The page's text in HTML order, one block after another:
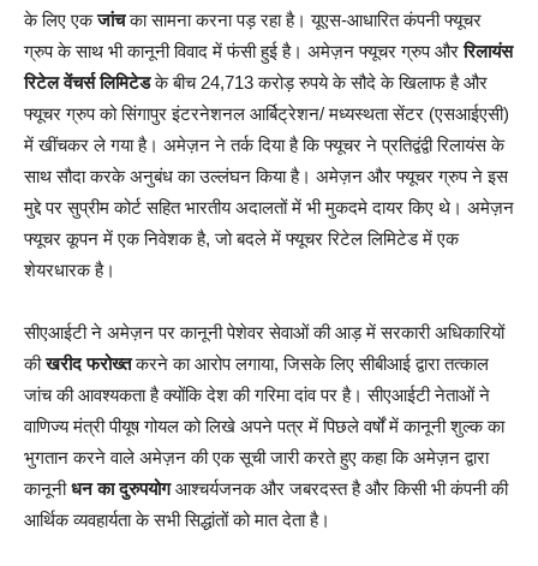
के लिए एकजांचका सामना करना पड़ रहा है। यूएस-आधारित कंपनी फ्यूचर
ग्रुप के साथ भी कानूनी विवाद में फंसी हुई है। अमेज़न फ्यूचर ग्रुप औररिलायंस
रिटेल वेंचर्स लिमिटेडके बीच 24,713 करोड़ रुपये के सौदे के खिलाफ है और
फ्यूचर ग्रुप को सिंगापुर इंटरनेशनल आर्बिट्रेशन/ मध्यस्थता सेंटर (एसआईएसी)
में खींचकर ले गया है। अमेज़न ने तर्क दिया है कि फ्यूचर ने प्रतिद्वंद्वी रिलायंस के
साथ सौदा करके अनुबंध का उल्लंघन किया है। अमेज़न और फ्यूचर ग्रुप ने इस
मुद्दे पर सुप्रीम कोर्ट सहित भारतीय अदालतों में भी मुकदमे दायर किए थे। अमेज़न
फ्यूचर कूपन में एक निवेशक है, जो बदले में फ्यूचर रिटेल लिमिटेड में एक
शेयरधारक है।
सीएआईटी ने अमेज़न पर कानूनी पेशेवर सेवाओं की आड़ में सरकारी अधिकारियों
कीखरीद फरोख्तकरने का आरोप लगाया, जिसके लिए सीबीआई द्वारा तत्काल
जांच की आवश्यकता है क्योंकि देश की गरिमा दांव पर है। सीएआईटी नेताओं ने
वाणिज्य मंत्री पीयूष गोयल को लिखे अपने पत्र में पिछले वर्षों में कानूनी शुल्क का
भुगतान करने वाले अमेज़न की एक सूची जारी करते हुए कहा कि अमेज़न द्वारा
कानूनीधन का दुरुपयोगआश्चर्यजनक और जबरदस्त है और किसी भी कंपनी की
आर्थिक व्यवहार्यता के सभी सिद्धांतों को मात देता है।